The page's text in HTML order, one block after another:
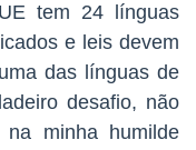
tem 24 línguas
e leis devem
das línguas de
desafio, não
na minha humilde